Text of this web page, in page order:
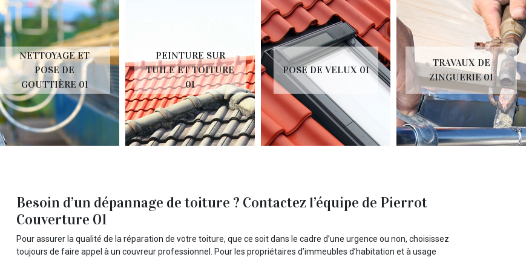
NETTOYAGE ET
POSE DE
GOUTTIÈRE 01
PEINTURE SUR
TUILE ET TOITURE
01
POSE DE VELUX 01
TRAVAUX DE
ZINGUERIE 01
Besoin d’un dépannage de toiture ? Contactez l’équipe de Pierrot
Couverture 01
Pour assurer la qualité de la réparation de votre toiture, que ce soit dans le cadre d’une urgence ou non, choisissez
toujours de faire appel à un couvreur professionnel. Pour les propriétaires d’immeubles d’habitation et à usage